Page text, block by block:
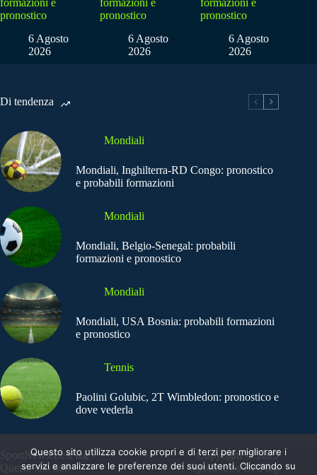
formazioni e
pronostico
6 Agosto
2026
formazioni e
pronostico
6 Agosto
2026
formazioni e
pronostico
6 Agosto
2026
Di tendenza
Mondiali
Mondiali, Inghilterra-RD Congo: pronostico
e probabili formazioni
Mondiali
Mondiali, Belgio-Senegal: probabili
formazioni e pronostico
Mondiali
Mondiali, USA Bosnia: probabili formazioni
e pronostico
Tennis
Paolini Golubic, 2T Wimbledon: pronostico e
dove vederla
SportNews.BetFlag -
Questo sito non
Copyright © 2025
SportNews BetFlag
Questo sito utilizza cookie propri e di terzi per migliorare i
servizi e analizzare le preferenze dei suoi utenti. Cliccando su